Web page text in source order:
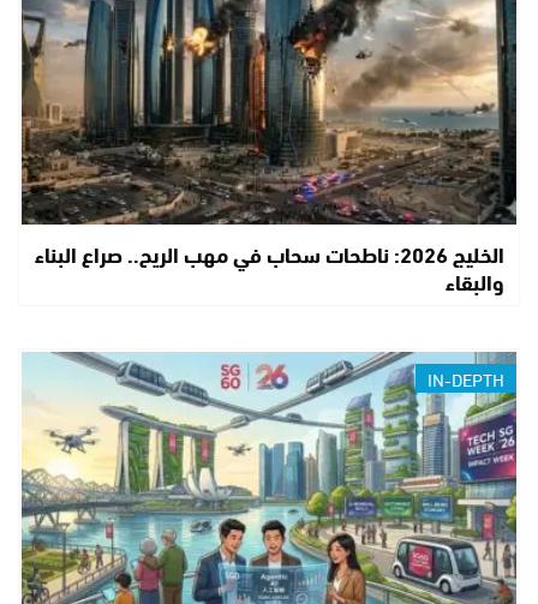
الخليج 2026: ناطحات سحاب في مهب الريح.. صراع البناء
والبقاء
IN-DEPTH